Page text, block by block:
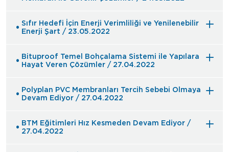
Sıfır Hedefi İçin Enerji Verimliliği ve Yenilenebilir
Enerji Şart / 23.05.2022
Bituproof Temel Bohçalama Sistemi ile Yapılara
Hayat Veren Çözümler / 27.04.2022
Polyplan PVC Membranları Tercih Sebebi Olmaya
Devam Ediyor / 27.04.2022
BTM Eğitimleri Hız Kesmeden Devam Ediyor /
27.04.2022